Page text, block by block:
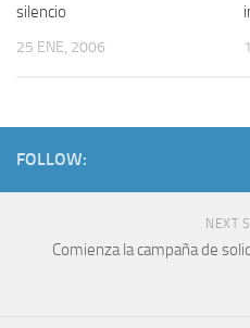
silencio
25 ENE, 2006
FOLLOW:
NEXT
Comienza la campaña de